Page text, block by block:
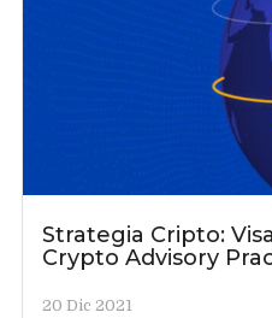
Strategia Cripto:
Crypto Advisory
20 Dic 2021